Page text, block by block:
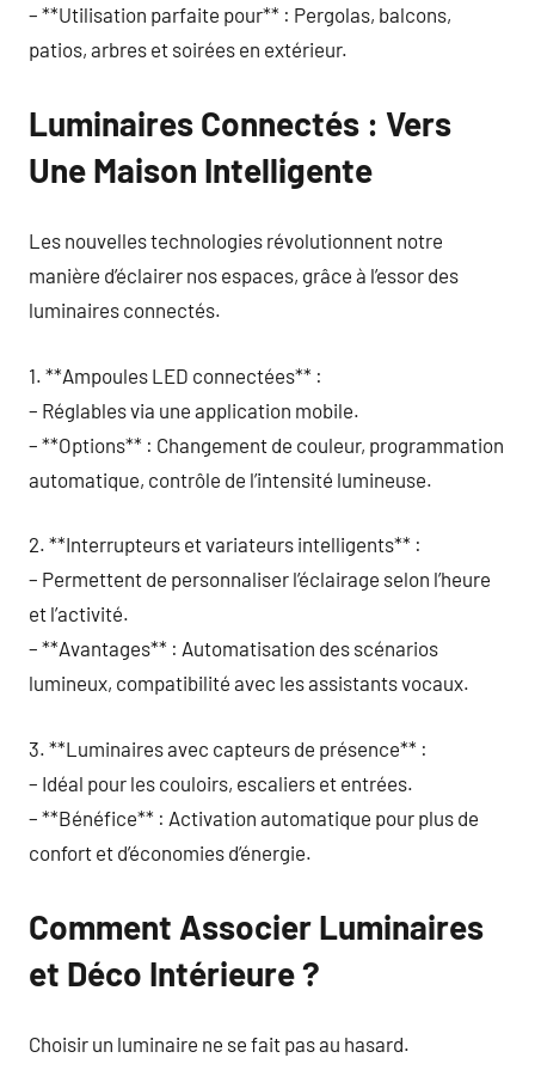
– **Utilisation parfaite pour** : Pergolas, balcons,
patios, arbres et soirées en extérieur.
Luminaires Connectés : Vers
Une Maison Intelligente
Les nouvelles technologies révolutionnent notre
manière d’éclairer nos espaces, grâce à l’essor des
luminaires connectés.
1. **Ampoules LED connectées** :
– Réglables via une application mobile.
– **Options** : Changement de couleur, programmation
automatique, contrôle de l’intensité lumineuse.
2. **Interrupteurs et variateurs intelligents** :
– Permettent de personnaliser l’éclairage selon l’heure
et l’activité.
– **Avantages** : Automatisation des scénarios
lumineux, compatibilité avec les assistants vocaux.
3. **Luminaires avec capteurs de présence** :
– Idéal pour les couloirs, escaliers et entrées.
– **Bénéfice** : Activation automatique pour plus de
confort et d’économies d’énergie.
Comment Associer Luminaires
et Déco Intérieure ?
Choisir un luminaire ne se fait pas au hasard.